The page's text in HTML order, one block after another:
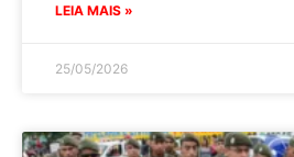
LEIA MAIS »
25/05/2026